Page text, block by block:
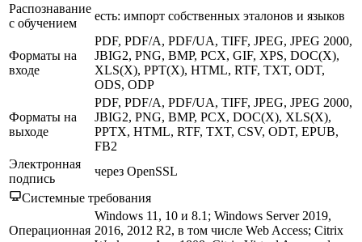
Распознавание
с обучением
есть: импорт собственных эталонов и языков
Форматы на
входе
PDF, PDF/A, PDF/UA, TIFF, JPEG, JPEG 2000,
JBIG2, PNG, BMP, PCX, GIF, XPS, DOC(X),
XLS(X), PPT(X), HTML, RTF, TXT, ODT,
ODS, ODP
Форматы на
выходе
PDF, PDF/A, PDF/UA, TIFF, JPEG, JPEG 2000,
JBIG2, PNG, BMP, PCX, DOC(X), XLS(X),
PPTX, HTML, RTF, TXT, CSV, ODT, EPUB,
FB2
Электронная
подпись
через OpenSSL
Системные требования
Операционная
Windows 11, 10 и 8.1; Windows Server 2019,
2016, 2012 R2, в том числе Web Access; Citrix